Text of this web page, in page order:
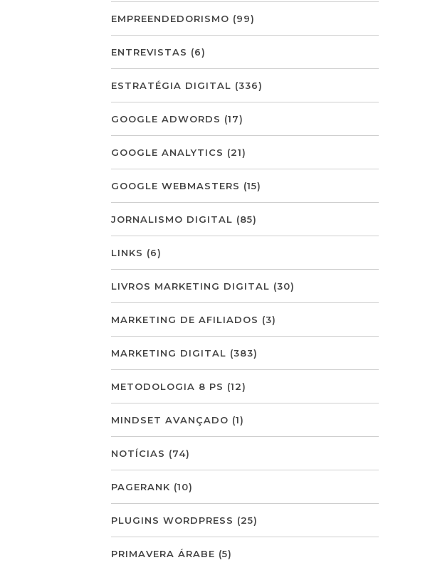
EMPREENDEDORISMO (99)
ENTREVISTAS (6)
ESTRATÉGIA DIGITAL (336)
GOOGLE ADWORDS (17)
GOOGLE ANALYTICS (21)
GOOGLE WEBMASTERS (15)
JORNALISMO DIGITAL (85)
LINKS (6)
LIVROS MARKETING DIGITAL (30)
MARKETING DE AFILIADOS (3)
MARKETING DIGITAL (383)
METODOLOGIA 8 PS (12)
MINDSET AVANÇADO (1)
NOTÍCIAS (74)
PAGERANK (10)
PLUGINS WORDPRESS (25)
PRIMAVERA ÁRABE (5)